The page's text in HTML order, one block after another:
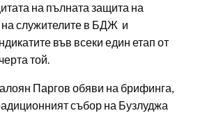
на пълната защита на
на служителите в БДЖ и
във всеки един етап от
той.
Паргов обяви на брифинга,
събор на Бузлуджа